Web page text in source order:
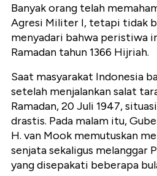
Banyak orang telah
Agresi Militer I, tetapi tidak
menyadari bahwa peristiwa
Ramadan tahun 1366 Hijriah.
Saat masyarakat Indonesia
setelah menjalankan salat
Ramadan, 20 Juli 1947,
drastis. Pada malam itu,
H. van Mook memutuskan
senjata sekaligus melanggar
yang disepakati beberapa